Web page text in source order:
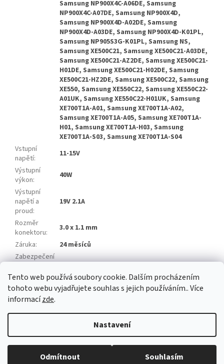
Tento web používá soubory cookie. Dalším procházením
tohoto webu vyjadřujete souhlas s jejich používáním.. Více
informacízde.
Nastavení
Odmítnout Souhlasím
Samsung NP900X4C-A06DE, Samsung
NP900X4C-A07DE, Samsung NP900X4D,
Samsung NP900X4D-A02DE, Samsung
NP900X4D-A03DE, Samsung NP900X4D-K01PL,
Samsung NP905S3G-K01PL, Samsung NS,
Samsung XE500C21, Samsung XE500C21-A03DE,
Samsung XE500C21-AZ2DE, Samsung XE500C21-
H01DE, Samsung XE500C21-H02DE, Samsung
XE500C21-HZ2DE, Samsung XE500C22, Samsung
XE550, Samsung XE550C22, Samsung XE550C22-
A01UK, Samsung XE550C22-H01UK, Samsung
XE700T1A-A01, Samsung XE700T1A-A02,
Samsung XE700T1A-A05, Samsung XE700T1A-
H01, Samsung XE700T1A-H03, Samsung
XE700T1A-S03, Samsung XE700T1A-S04
Vstupní
napětí:
11-15V
Výstupní
výkon:
40W
Výstupní
napětí a
proud:
19V 2.1A
Rozměr
konektoru:
3.0 x 1.1 mm
Záruka:
24 měsíců
Zabezpečení
Položka byla vyprodána…
Vytvořil Shoptet
Copyright 2026baterie-adaptery.cz . Všechna práva vyhrazena.